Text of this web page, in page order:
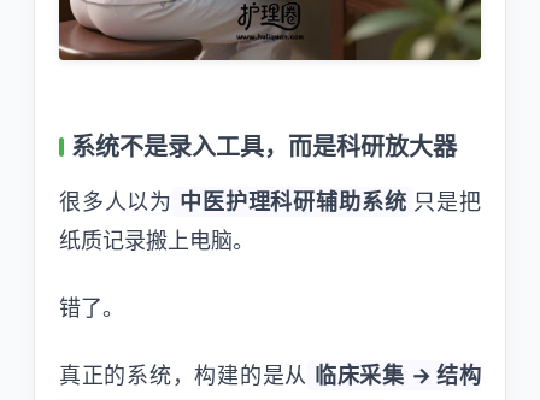
系统不是录入工具，而是科研放大器
很多人以为 中医护理科研辅助系统 只是把
纸质记录搬上电脑。
错了。
真正的系统，构建的是从
临床采集 → 结构